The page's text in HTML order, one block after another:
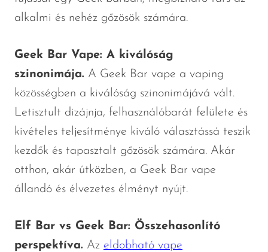
alkalmi és nehéz gőzösök számára.
Geek Bar Vape: A kiválóság
szinonimája. A Geek Bar vape a vaping
közösségben a kiválóság szinonimájává vált.
Letisztult dizájnja, felhasználóbarát felülete és
kivételes teljesítménye kiváló választássá teszik
kezdők és tapasztalt gőzösök számára. Akár
otthon, akár útközben, a Geek Bar vape
állandó és élvezetes élményt nyújt.
Elf Bar vs Geek Bar: Összehasonlító
perspektíva. Az eldobható vape